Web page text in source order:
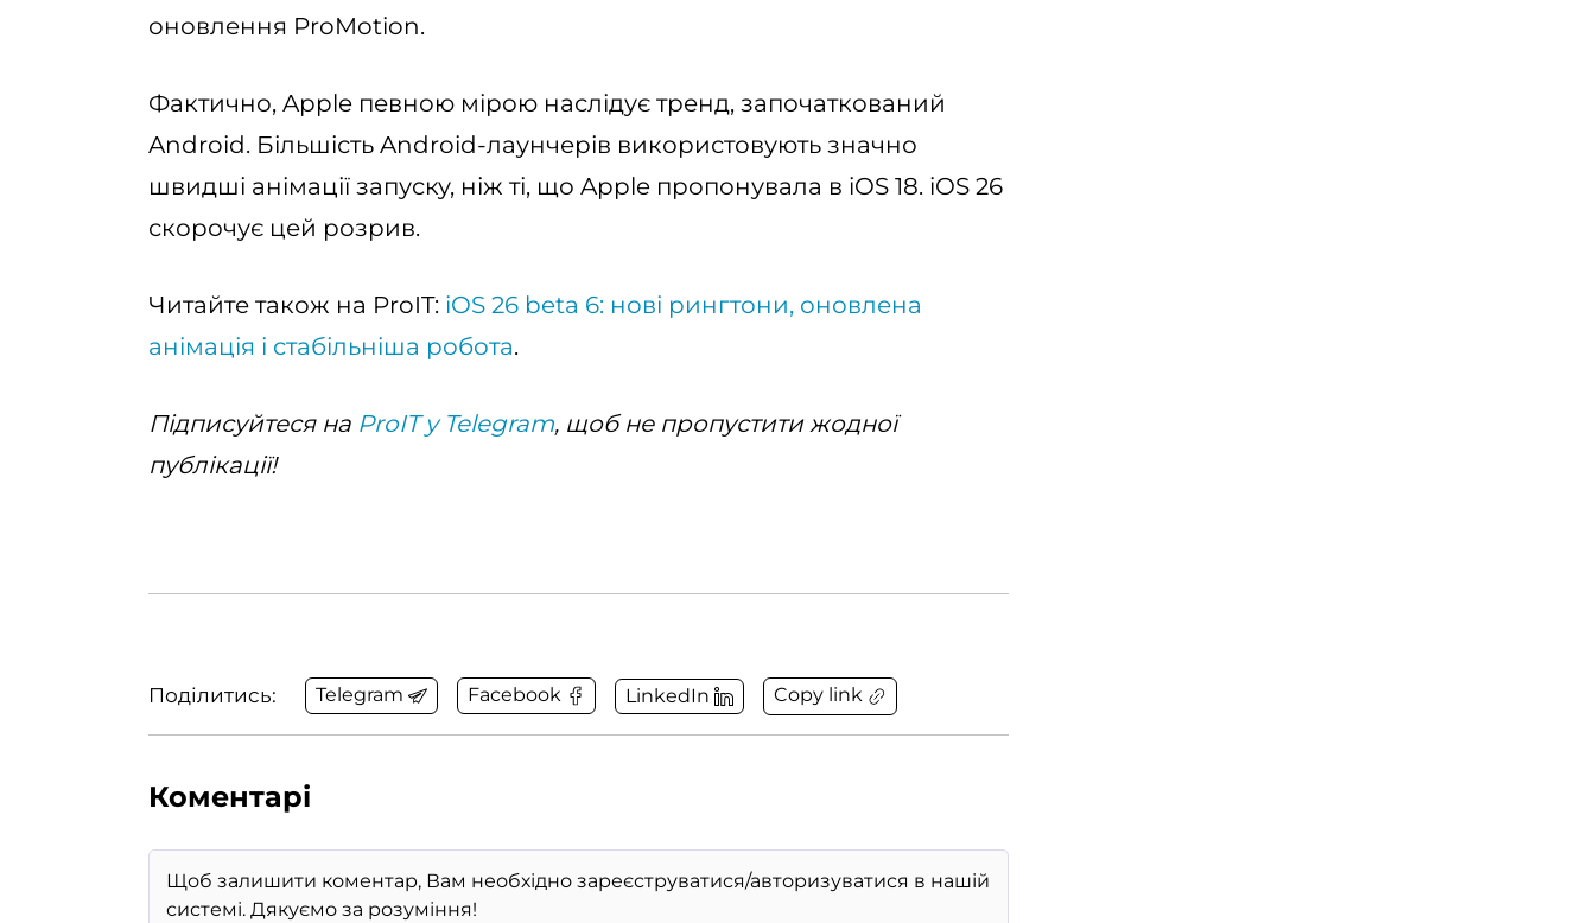
оновлення ProMotion.
Фактично, Apple певною мірою наслідує тренд, започаткований
Android. Більшість Android-лаунчерів використовують значно
швидші анімації запуску, ніж ті, що Apple пропонувала в iOS 18. iOS 26
скорочує цей розрив.
Читайте також на ProIT: iOS 26 beta 6: нові рингтони, оновлена
анімація і стабільніша робота.
Підписуйтеся на ProIT у Telegram, щоб не пропустити жодної
публікації!
Поділитись: Telegram Facebook LinkedIn Copy link
Коментарі